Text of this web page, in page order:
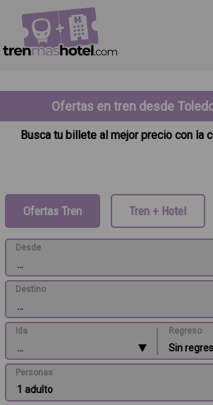
Ofertas en tren desde
Busca tu billete al mejor precio con la
Ofertas Tren Tren + Hotel
Desde
Destino
Ida | Regreso
Personas